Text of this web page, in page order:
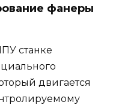
фанеры
станке
двигается